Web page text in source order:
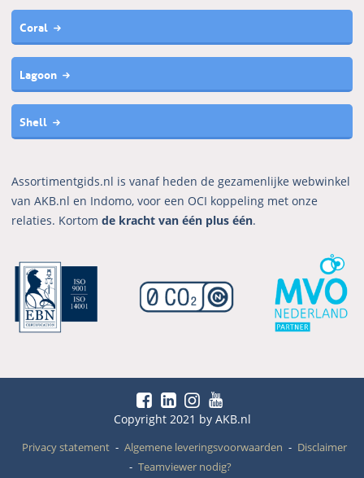
Coral
Lagoon
Shell
Assortimentgids.nl is vanaf heden de gezamenlijke webwinkel
van AKB.nl en Indomo, voor een OCI koppeling met onze
relaties. Kortomde kracht van één plus één.
Copyright 2021 by AKB.nl
Privacy statement Algemene leveringsvoorwaarden
Disclaimer
Teamviewer nodig?